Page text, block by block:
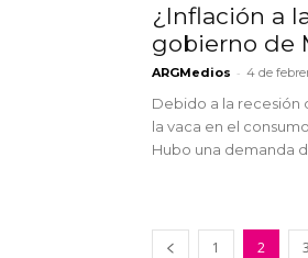
¿Inflación a
gobierno de
ARGMedios - 4 de
Debido a la recesión
la vaca en el
Hubo una demanda
1 2 3